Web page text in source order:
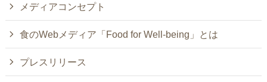
メディアコンセプト
食のWebメディア「Food for Well-being」とは
プレスリリース